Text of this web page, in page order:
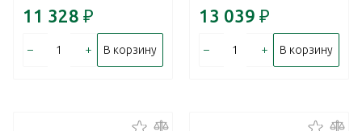
11 328 ₽
– + В корзину
13 039 ₽
– + В корзину